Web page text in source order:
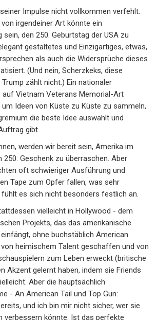
Impulse nicht vollkommen verfehlt.
irgendeiner Art könnte ein
sein, den 250. Geburtstag der USA zu
gestaltetes und Einzigartiges, etwas,
als auch die Widersprüche dieses
(Und nein, Scherzkeks, diese
zählt nicht.) Ein nationaler
auf Vietnam Veterans Memorial-Art
Ideen von Küste zu Küste zu sammeln,
die beste Idee auswählt und
gibt.
werden wir bereit sein, Amerika im
250. Geschenk zu überraschen. Aber
oft schwieriger Ausführung und
Tape zum Opfer fallen, was sehr
es sich nicht besonders festlich an.
vielleicht in Hollywood - dem
Projekts, das das amerikanische
ohne buchstäblich American
von heimischem Talent geschaffen und von
zum Leben erweckt (britische
Akzent gelernt haben, indem sie Friends
Aber die hauptsächlich
- An American Tail und Top Gun:
und ich bin mir nicht sicher, wer sie
verbessern könnte. Ist das perfekte